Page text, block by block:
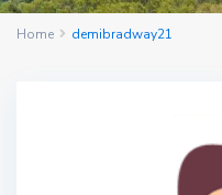
Home demibradway21